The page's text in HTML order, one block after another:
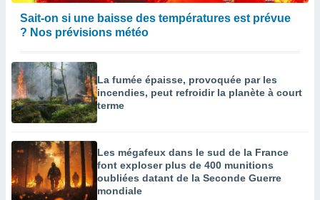
Sait-on si une baisse des températures est prévue
? Nos prévisions météo
La fumée épaisse, provoquée par les
incendies, peut refroidir la planète à court
terme
Les mégafeux dans le sud de la France
font exploser plus de 400 munitions
oubliées datant de la Seconde Guerre
mondiale